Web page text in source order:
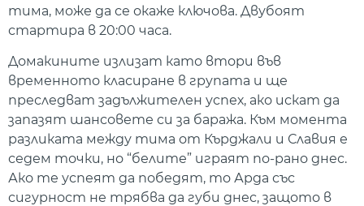
тима, може да се окаже ключова. Двубоят
стартира в 20:00 часа.
Домакините излизат като втори във
временното класиране в групата и ще
преследват задължителен успех, ако искат да
запазят шансовете си за баража. Към момента
разликата между тима от Кърджали и Славия е
седем точки, но “белите” играят по-рано днес.
Ако те успеят да победят, то Арда със
сигурност не трябва да губи днес, защото в